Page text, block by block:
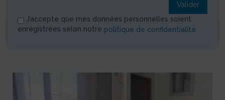
Valider
J’accepte que mes données personnelles soient
enregistrées selon notre politique de confidentialité